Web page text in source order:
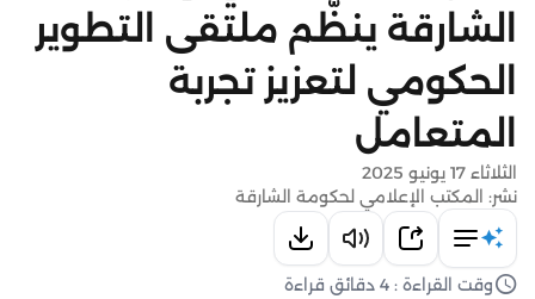
الشارقة ينظّم ملتقى التطوير
الحكومي لتعزيز تجربة
المتعامل
الثلاثاء 17 يونيو 2025
نشر: المكتب الإعلامي لحكومة الشارقة
وقت القراءة : 4 دقائق قراءة